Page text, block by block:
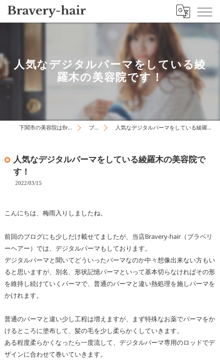
人気なデジタルパーマをしている綾
羅木の美容院です！
下関市の美容院はBravery-hair ブログ 人気なデジタルパーマをしている綾羅木の美容院です！
人気なデジタルパーマをしている綾羅木の美容院で
す！
2022/03/15
こんにちは、梅雨入りしましたね。
前回のブログにも少しだけ載せてましたが、当店Bravery-hair（ブラベリ
ーヘアー）では、デジタルパーマもしております。
デジタルパーマと聞いてどういったパーマなのか中々想像出来ない方もい
ると思いますが、別名、形状記憶パーマといって基本切らなければその形
を維持し続けていくパーマで、普通のパーマと違い熱処理を施しパーマを
かけれます。
普通のパーマと違い少し工程は増えますが、まず特殊なお薬でパーマをか
けるところに塗布して、髪の毛を少し柔らかくしていきます。
ある程度柔らかくなったら一度流して、デジタルパーマ専用のロッドでデ
ザインに合わせて巻いていきます。